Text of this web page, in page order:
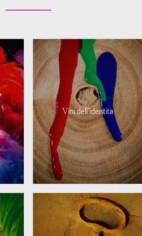
Vini dell'identità